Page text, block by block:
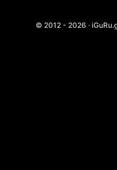
© 2012 - 2026 ·